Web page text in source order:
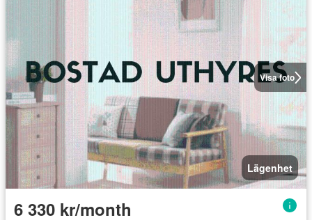
Visa foto
Lägenhet
6 330 kr/month